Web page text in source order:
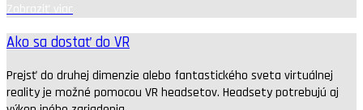
Zobraziť viac
Ako sa dostať do VR
Prejsť do druhej dimenzie alebo fantastického sveta virtuálnej
reality je možné pomocou VR headsetov. Headsety potrebujú aj